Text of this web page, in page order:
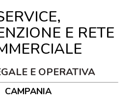
E RETE
E OPERATIVA
CAMPANIA